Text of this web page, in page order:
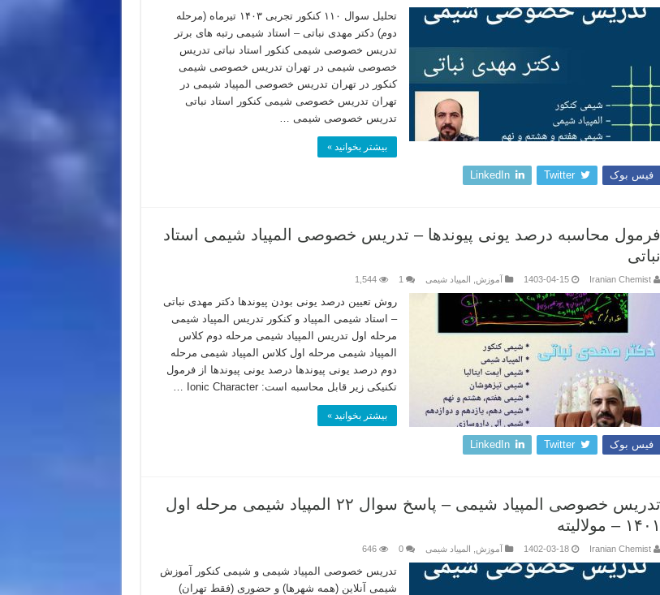
تحلیل سوال ۱۱۰ کنکور تجربی ۱۴۰۳ تیرماه (مرحله
دوم) دکتر مهدی نباتی – استاد شیمی رتبه های برتر
تدریس خصوصی شیمی کنکور استاد نباتی تدریس
خصوصی شیمی در تهران تدریس خصوصی شیمی
کنکور در تهران تدریس خصوصی المپیاد شیمی در
تهران تدریس خصوصی شیمی کنکور استاد نباتی
تدریس خصوصی شیمی …
بیشتر بخوانید »
فیس بوک Twitter
LinkedIn
فرمول محاسبه درصد یونی پیوندها – تدریس خصوصی المپیاد شیمی استاد
نباتی
Iranian Chemist
1403-04-15 آموزش المپیاد شیمی 1
1,544
روش تعیین درصد یونی بودن پیوندها دکتر مهدی نباتی
– استاد شیمی المپیاد و کنکور تدریس المپیاد شیمی
مرحله اول تدریس المپیاد شیمی مرحله دوم کلاس
المپیاد شیمی مرحله اول کلاس المپیاد شیمی مرحله
دوم درصد یونی پیوندها درصد یونی پیوندها از فرمول
تکنیکی زیر قابل محاسبه است: Ionic Character …
بیشتر بخوانید »
فیس بوک Twitter
LinkedIn
تدریس خصوصی المپیاد شیمی – پاسخ سوال ۲۲ المپیاد شیمی مرحله اول
۱۴۰۱ – مولالیته
Iranian Chemist
1402-03-18 آموزش المپیاد شیمی 0
646
تدریس خصوصی المپیاد شیمی و شیمی کنکور آموزش
شیمی آنلاین (همه شهرها) و حضوری (فقط تهران)